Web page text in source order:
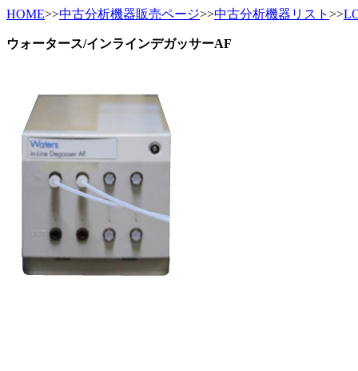
HOME>>中古分析機器販売ページ>>中古分析機器リスト >>
ウォータース/インラインデガッサーAF